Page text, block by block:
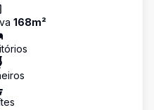
168m²
s
s
s